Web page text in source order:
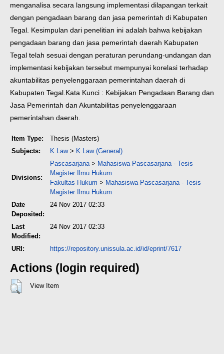
menganalisa secara langsung implementasi dilapangan terkait
dengan pengadaan barang dan jasa pemerintah di Kabupaten
Tegal. Kesimpulan dari penelitian ini adalah bahwa kebijakan
pengadaan barang dan jasa pemerintah daerah Kabupaten
Tegal telah sesuai dengan peraturan perundang-undangan dan
implementasi kebijakan tersebut mempunyai korelasi terhadap
akuntabilitas penyelenggaraan pemerintahan daerah di
Kabupaten Tegal. Kata Kunci : Kebijakan Pengadaan Barang dan
Jasa Pemerintah dan Akuntabilitas penyelenggaraan
pemerintahan daerah.
Item Type:
Thesis (Masters)
Subjects:
K Law> K Law (General)
Divisions:
Pascasarjana > Mahasiswa Pascasarjana - Tesis
Magister Ilmu Hukum
Fakultas Hukum > Mahasiswa Pascasarjana - Tesis
Magister Ilmu Hukum
Date
Deposited:
24 Nov 2017 02:33
Last
Modified:
24 Nov 2017 02:33
URI: https://repository.unissula.ac.id/id/eprint/7617
Actions (login required)
View Item